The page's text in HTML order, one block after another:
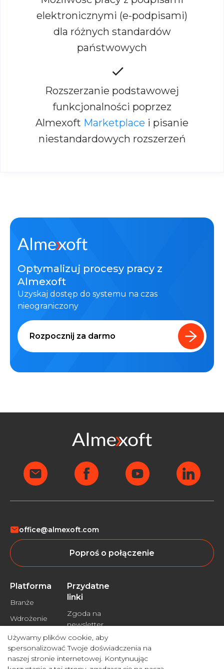
elektronicznymi (e-podpisami)
dla różnych standardów
państwowych
Rozszerzanie podstawowej
funkcjonalności poprzez
Almexoft Marketplace i pisanie
niestandardowych rozszerzeń
Optymalizuj procesy pracy z
Almexoft
Uzyskaj dostęp do systemu na czas
nieograniczony
Rozpocznij za darmo
office@almexoft.com
Poproś o połączenie
Platforma
Branże
Wdrożeniе
Przydatne
linki
Zgoda na
newsletter
Polityka
prywatności
Używamy plików cookie, aby
spersonalizować Twoje doświadczenia na
naszej stronie internetowej. Kontynuując